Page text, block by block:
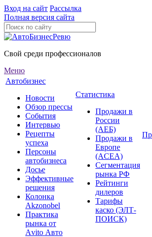
Вход на сайт Рассылка
Полная версия сайта
Свой среди профессионалов
Меню
Автобизнес
Новости
Обзор прессы
События
Интервью
Рецепты
успеха
Персоны
автобизнеса
Досье
Эффективные
решения
Колонка
Akzonobel
Практика
рынка от
Аvito Авто
Статистика
Продажи в
России
(АЕБ)
Продажи в
Европе
(ACEA)
Сегментация
рынка РФ
Рейтинги
дилеров
Тарифы
каско (ЭЛТ-
ПОИСК)